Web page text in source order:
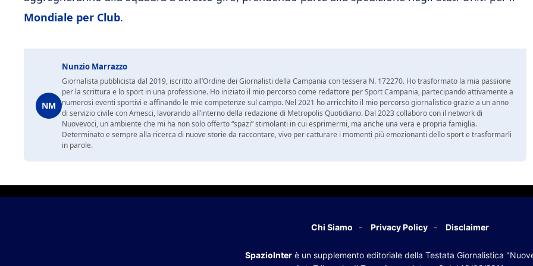
Mondiale per Club.
NM
Nunzio Marrazzo
Giornalista pubblicista dal 2019, iscritto all’Ordine dei Giornalisti della Campania con tessera N. 172270. Ho trasformato la mia passione
per la scrittura e lo sport in una professione. Ho iniziato il mio percorso come redattore per Sport Campania, partecipando attivamente a
numerosi eventi sportivi e affinando le mie competenze sul campo. Nel 2021 ho arricchito il mio percorso giornalistico grazie a un anno
di servizio civile con Amesci, lavorando all’interno della redazione di Metropolis Quotidiano. Dal 2023 collaboro con il network di
Nuovevoci, un ambiente che mi ha non solo offerto “spazi” stimolanti in cui esprimermi, ma anche una vera e propria famiglia.
Determinato e sempre alla ricerca di nuove storie da raccontare, vivo per catturare i momenti più emozionanti dello sport e trasformarli
in parole.
Chi Siamo Privacy Policy Disclaimer
SpazioInterè un supplemento editoriale della Testata Giornalistica